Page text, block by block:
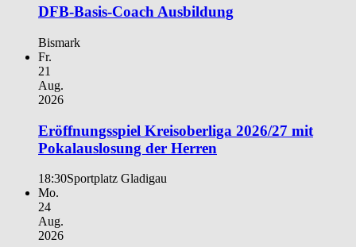
DFB-Basis-Coach Ausbildung
Bismark
Fr.
21
Aug.
2026
Eröffnungsspiel Kreisoberliga 2026/27 mit
Pokalauslosung der Herren
18:30Sportplatz Gladigau
Mo.
24
Aug.
2026